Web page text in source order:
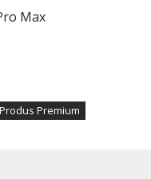
Max
Produs Premium